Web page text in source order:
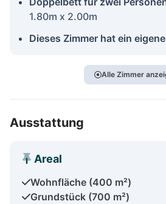
1.80m x 2.00m
Dieses Zimmer hat ein
Alle Zimmer
Ausstattung
Areal
Wohnfläche (400 m²)
Grundstück (700 m²)